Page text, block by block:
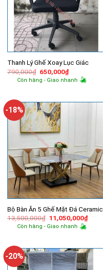
Thanh Lý Ghế Xoay Lục Giác
790,000₫ Giá
gốc
là:
650,000₫Giá
hiện
tại
Còn hàng - Giao nhanh
-18%
Bộ Bàn Ăn 5 Ghế Mặt Đá Ceramic
13,500,000₫ Giá
gốc
là:
11,050,000₫Giá
hiện
Còn hàng - Giao nhanh
-20%